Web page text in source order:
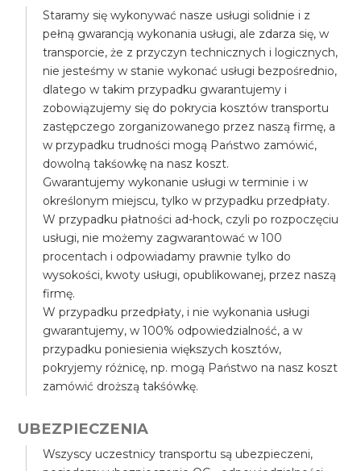
Staramy się wykonywać nasze usługi solidnie i z
pełną gwarancją wykonania usługi, ale zdarza się, w
transporcie, że z przyczyn technicznych i logicznych,
nie jesteśmy w stanie wykonać usługi bezpośrednio,
dlatego w takim przypadku gwarantujemy i
zobowiązujemy się do pokrycia kosztów transportu
zastępczego zorganizowanego przez naszą firmę, a
w przypadku trudności mogą Państwo zamówić,
dowolną takśowkę na nasz koszt.
Gwarantujemy wykonanie usługi w terminie i w
określonym miejscu, tylko w przypadku przedpłaty.
W przypadku płatności ad-hock, czyli po rozpoczęciu
usługi, nie możemy zagwarantować w 100
procentach i odpowiadamy prawnie tylko do
wysokości, kwoty usługi, opublikowanej, przez naszą
firmę.
W przypadku przedpłaty, i nie wykonania usługi
gwarantujemy, w 100% odpowiedzialność, a w
przypadku poniesienia większych kosztów,
pokryjemy różnicę, np. mogą Państwo na nasz koszt
zamówić droższą takśówkę.
UBEZPIECZENIA
Wszyscy uczestnicy transportu są ubezpieczeni,